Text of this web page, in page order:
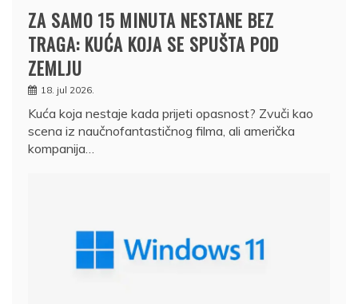
ZA SAMO 15 MINUTA NESTANE BEZ
TRAGA: KUĆA KOJA SE SPUŠTA POD
ZEMLJU
18. jul 2026.
Kuća koja nestaje kada prijeti opasnost? Zvuči kao
scena iz naučnofantastičnog filma, ali američka
kompanija…